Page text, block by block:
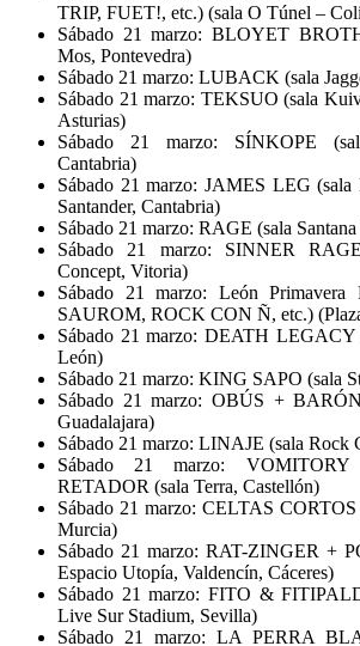
TRIP, FUET!, etc.) (sala O Túnel –
Sábado 21 marzo: BLOYET
Mos, Pontevedra)
Sábado 21 marzo: LUBACK (sala
Sábado 21 marzo: TEKSUO (sala
Asturias)
Sábado 21 marzo: SÍNKOPE
Cantabria)
Sábado 21 marzo: JAMES LEG
Santander, Cantabria)
Sábado 21 marzo: RAGE (sala
Sábado 21 marzo: SINNER
Concept, Vitoria)
Sábado 21 marzo: León Primavera
SAUROM, ROCK CON Ñ, etc.)
Sábado 21 marzo: DEATH LEGACY
León)
Sábado 21 marzo: KING SAPO (sala
Sábado 21 marzo: OBÚS +
Guadalajara)
Sábado 21 marzo: LINAJE (sala Rock
Sábado 21 marzo:
RETADOR (sala Terra, Castellón)
Sábado 21 marzo: CELTAS CORTOS
Murcia)
Sábado 21 marzo: RAT-ZINGER +
Espacio Utopía, Valdencín, Cáceres)
Sábado 21 marzo: FITO &
Live Sur Stadium, Sevilla)
Sábado 21 marzo: LA PERRA